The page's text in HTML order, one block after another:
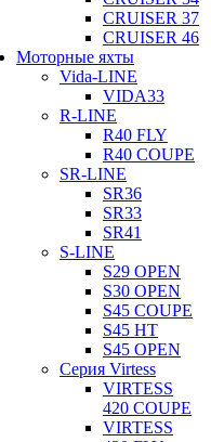
CRUISER 37
CRUISER 46
Моторные яхты
Vida-LINE
VIDA33
R-LINE
R40 FLY
R40 COUPE
SR-LINE
SR36
SR33
SR41
S-LINE
S29 OPEN
S30 OPEN
S45 COUPE
S45 HT
S45 OPEN
Серия Virtess
VIRTESS
420 COUPE
VIRTESS